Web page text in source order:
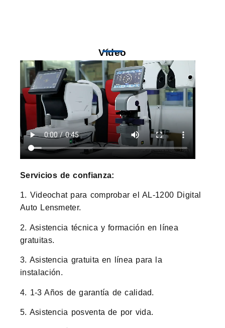
Vídeo
Servicios de confianza:
1. Videochat para comprobar el AL-1200 Digital
Auto Lensmeter.
2. Asistencia técnica y formación en línea
gratuitas.
3. Asistencia gratuita en línea para la
instalación.
4. 1-3 Años de garantía de calidad.
5. Asistencia posventa de por vida.